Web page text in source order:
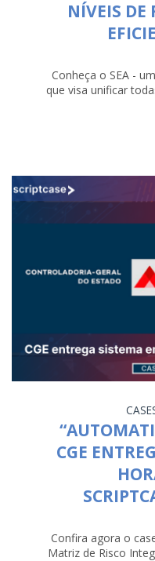
NÍVEIS DE
Conheça o SEA -
que visa unificar
CGE
Confira agora o
Matriz de Risco